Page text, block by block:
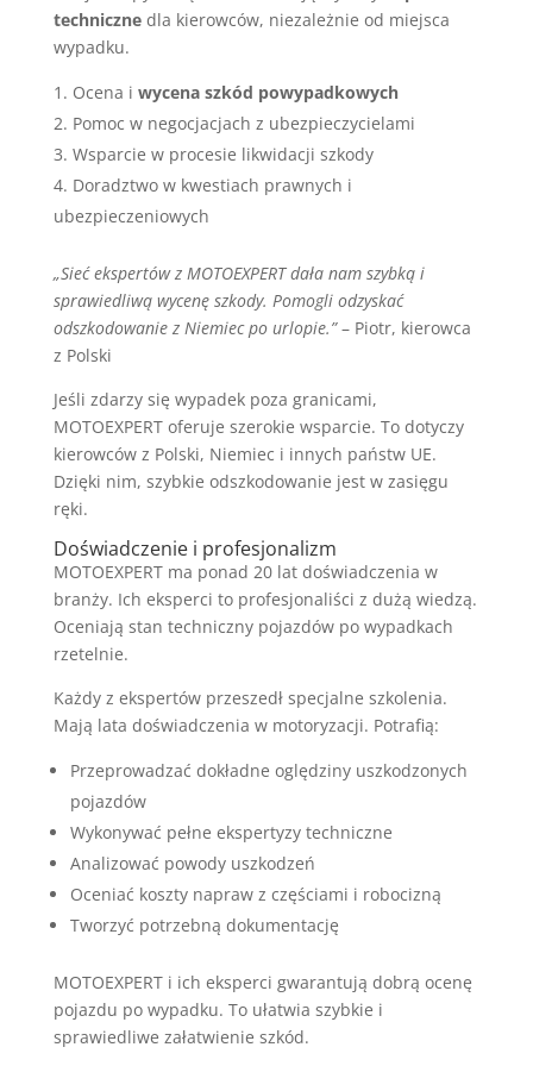
technicznedla kierowców, niezależnie od miejsca
wypadku.
Ocena i wycena szkód powypadkowych
Pomoc w negocjacjach z ubezpieczycielami
Wsparcie w procesie likwidacji szkody
Doradztwo w kwestiach prawnych i
ubezpieczeniowych
„Sieć ekspertów z MOTOEXPERT dała nam szybką i
sprawiedliwą wycenę szkody. Pomogli odzyskać
odszkodowanie z Niemiec po urlopie.”– Piotr, kierowca
z Polski
Jeśli zdarzy się wypadek poza granicami,
MOTOEXPERT oferuje szerokie wsparcie. To dotyczy
kierowców z Polski, Niemiec i innych państw UE.
Dzięki nim, szybkie odszkodowanie jest w zasięgu
ręki.
Doświadczenie i profesjonalizm
MOTOEXPERT ma ponad 20 lat doświadczenia w
branży. Ich eksperci to profesjonaliści z dużą wiedzą.
Oceniają stan techniczny pojazdów po wypadkach
rzetelnie.
Każdy z ekspertów przeszedł specjalne szkolenia.
Mają lata doświadczenia w motoryzacji. Potrafią:
Przeprowadzać dokładne oględziny uszkodzonych
pojazdów
Wykonywać pełne ekspertyzy techniczne
Analizować powody uszkodzeń
Oceniać koszty napraw z częściami i robocizną
Tworzyć potrzebną dokumentację
MOTOEXPERT i ich eksperci gwarantują dobrą ocenę
pojazdu po wypadku. To ułatwia szybkie i
sprawiedliwe załatwienie szkód.